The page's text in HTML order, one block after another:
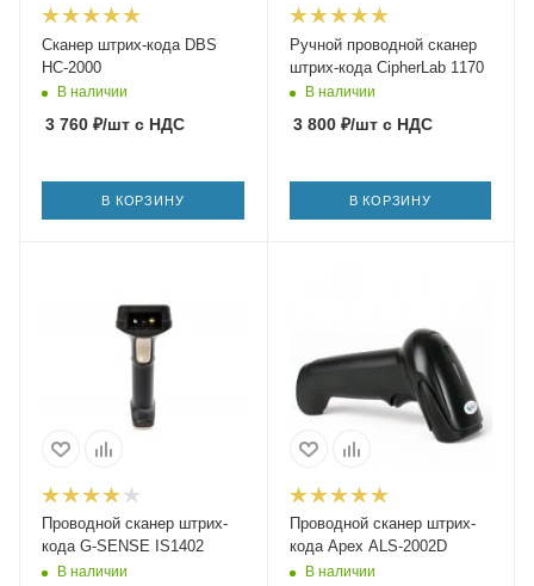
Сканер штрих-кода DBS
HC-2000
В наличии
3 760 ₽/шт с НДС
В КОРЗИНУ
Ручной проводной сканер
штрих-кода CipherLab 1170
В наличии
3 800₽/штс НДС
В КОРЗИНУ
Проводной сканер штрих-
кода G-SENSE IS1402
В наличии
Проводной сканер штрих-
кода Apex ALS-2002D
В наличии